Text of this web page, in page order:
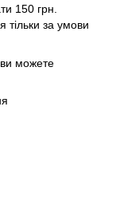
150 грн.
за умови
можете